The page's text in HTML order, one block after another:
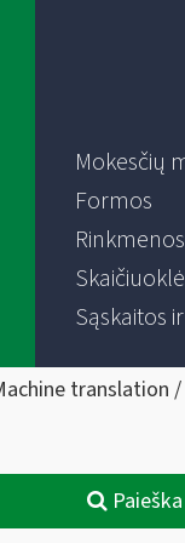
Mokesčių
Formos
Sąskaitos
translation
Paieška